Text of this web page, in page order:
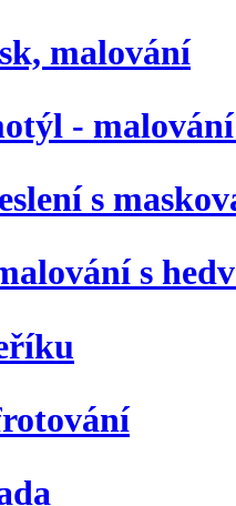
malování
-
s
s